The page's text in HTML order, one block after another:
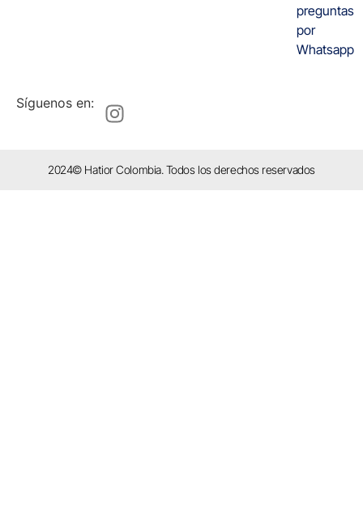
preguntas
por
Whatsapp
Síguenos en:
2024© Hatior Colombia. Todos los derechos reservados